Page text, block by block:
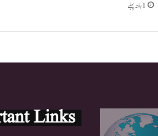
1 ہفتہ پہلے
Links